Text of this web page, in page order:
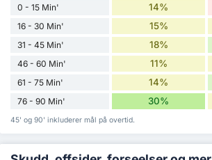
0 - 15 Min'
14%
16 - 30 Min' 15%
31 - 45 Min' 18%
46 - 60 Min' 11%
61 - 75 Min' 14%
76 - 90 Min' 30%
45' og 90' inkluderer mål på overtid.